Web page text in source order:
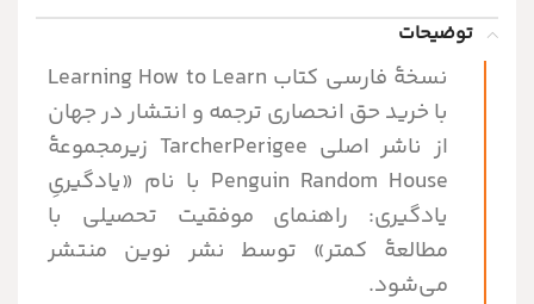
توضیحات
نسخۀ فارسی کتاب Learning How to Learn
با خرید حق انحصاری ترجمه و انتشار در جهان
از ناشر اصلی TarcherPerigee زیرمجموعۀ
Penguin Random House با نام «یادگیریِ
یادگیری: راهنمای موفقیت تحصیلی با
مطالعۀ کمتر» توسط نشر نوین منتشر
می‌شود.